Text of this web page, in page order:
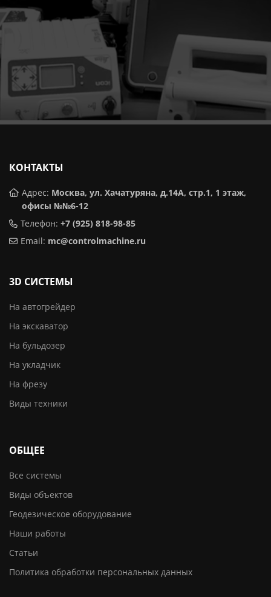
КОНТАКТЫ
Адрес: Москва, ул. Хачатуряна, д.14А, стр.1, 1 этаж,
офисы №№6-12
Телефон: +7 (925) 818-98-85
Email: mc@controlmachine.ru
3D CИСТЕМЫ
На автогрейдер
На экскаватор
На бульдозер
На укладчик
На фрезу
Виды техники
ОБЩЕЕ
Все системы
Виды объектов
Геодезическое оборудование
Наши работы
Статьи
Политика обработки персональных данных